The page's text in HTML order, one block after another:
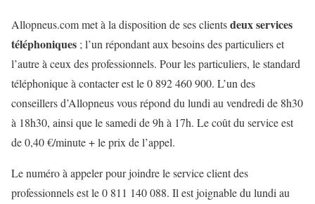
Allopneus.com met à la disposition de ses clientsdeux services
téléphoniques ; l’un répondant aux besoins des particuliers et
l’autre à ceux des professionnels. Pour les particuliers, le standard
téléphonique à contacter est le 0 892 460 900. L’un des
conseillers d’Allopneus vous répond du lundi au vendredi de 8h30
à 18h30, ainsi que le samedi de 9h à 17h. Le coût du service est
de 0,40 €/minute + le prix de l’appel.
Le numéro à appeler pour joindre le service client des
professionnels est le 0 811 140 088. Il est joignable du lundi au